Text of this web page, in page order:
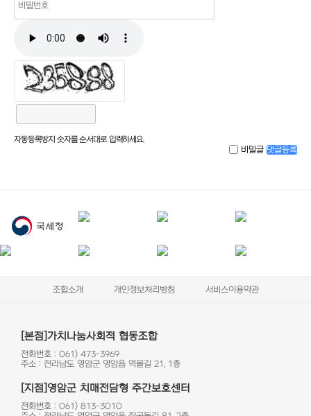
자동등록방지 숫자를 순서대로 입력하세요.
비밀글 댓글등록
조합소개 개인정보처리방침 서비스이용약관
[본점]가치나눔사회적 협동조합
전화번호 : 061) 473-3969
주소 : 전라남도 영암군 영암읍 역몰길 21, 1층
[지점]영암군 치매전담형 주간보호센터
전화번호 : 061) 813-3010